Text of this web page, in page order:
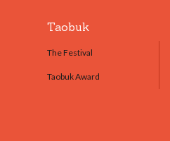
Taobuk
The Festival
Taobuk Award